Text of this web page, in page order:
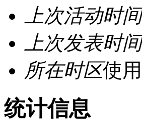
上次活动时间
上次发表时间
所在时区使
统计信息